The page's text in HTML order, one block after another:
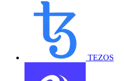
TEZOS